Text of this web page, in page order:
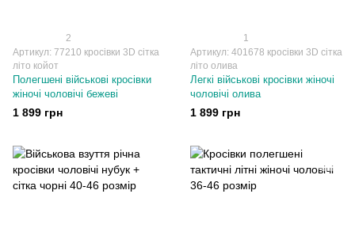
2
Артикул: 77210 кросівки 3D сітка
літо койот
Полегшені військові кросівки
жіночі чоловічі бежеві
1 899 грн
1
Артикул: 401678 кросівки 3D сітка
літо олива
Легкі військові кросівки жіночі
чоловічі олива
1 899 грн